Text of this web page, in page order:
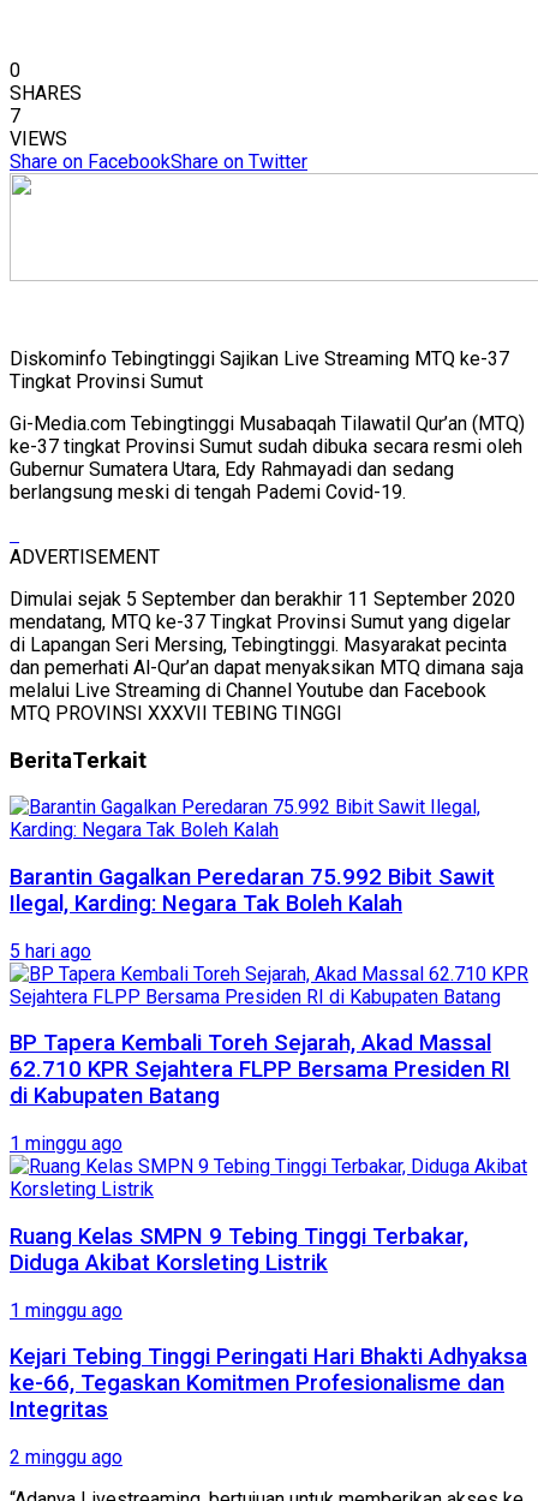
0
SHARES
7
VIEWS
Share on FacebookShare on Twitter
Diskominfo Tebingtinggi Sajikan Live Streaming MTQ ke-37
Tingkat Provinsi Sumut
Gi-Media.com Tebingtinggi Musabaqah Tilawatil Qur’an (MTQ)
ke-37 tingkat Provinsi Sumut sudah dibuka secara resmi oleh
Gubernur Sumatera Utara, Edy Rahmayadi dan sedang
berlangsung meski di tengah Pademi Covid-19.
ADVERTISEMENT
Dimulai sejak 5 September dan berakhir 11 September 2020
mendatang, MTQ ke-37 Tingkat Provinsi Sumut yang digelar
di Lapangan Seri Mersing, Tebingtinggi. Masyarakat pecinta
dan pemerhati Al-Qur’an dapat menyaksikan MTQ dimana saja
melalui Live Streaming di Channel Youtube dan Facebook
MTQ PROVINSI XXXVII TEBING TINGGI
BeritaTerkait
Barantin Gagalkan Peredaran 75.992 Bibit Sawit
Ilegal, Karding: Negara Tak Boleh Kalah
5 hari ago
BP Tapera Kembali Toreh Sejarah, Akad Massal
62.710 KPR Sejahtera FLPP Bersama Presiden RI
di Kabupaten Batang
1 minggu ago
Ruang Kelas SMPN 9 Tebing Tinggi Terbakar,
Diduga Akibat Korsleting Listrik
1 minggu ago
Kejari Tebing Tinggi Peringati Hari Bhakti Adhyaksa
ke-66, Tegaskan Komitmen Profesionalisme dan
Integritas
2 minggu ago